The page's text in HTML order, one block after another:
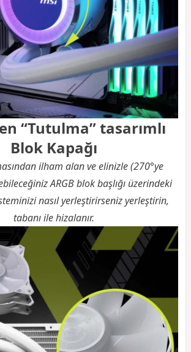
“Tutulma” tasarımlı
Blok Kapağı
ilham alan ve elinizle (270°ye
ARGB blok başlığı üzerindeki
nasıl yerleştirirseniz yerleştirin,
tabanı ile hizalanır.